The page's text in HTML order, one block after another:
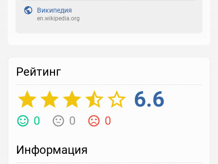
Википедия
en.wikipedia.org
Рейтинг
6.6
0 0 0
Информация